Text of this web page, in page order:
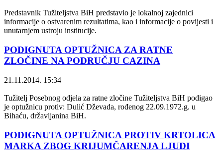
Predstavnik Tužiteljstva BiH predstavio je lokalnoj zajednici
informacije o ostvarenim rezultatima, kao i informacije o povijesti i
unutarnjem ustroju institucije.
PODIGNUTA OPTUŽNICA ZA RATNE
ZLOČINE NA PODRUČJU CAZINA
21.11.2014. 15:34
Tužitelj Posebnog odjela za ratne zločine Tužiteljstva BiH podigao
je optužnicu protiv: Dulić Dževada, rođenog 22.09.1972.g. u
Bihaću, državljanina BiH.
PODIGNUTA OPTUŽNICA PROTIV KRTOLICA
MARKA ZBOG KRIJUMČARENJA LJUDI